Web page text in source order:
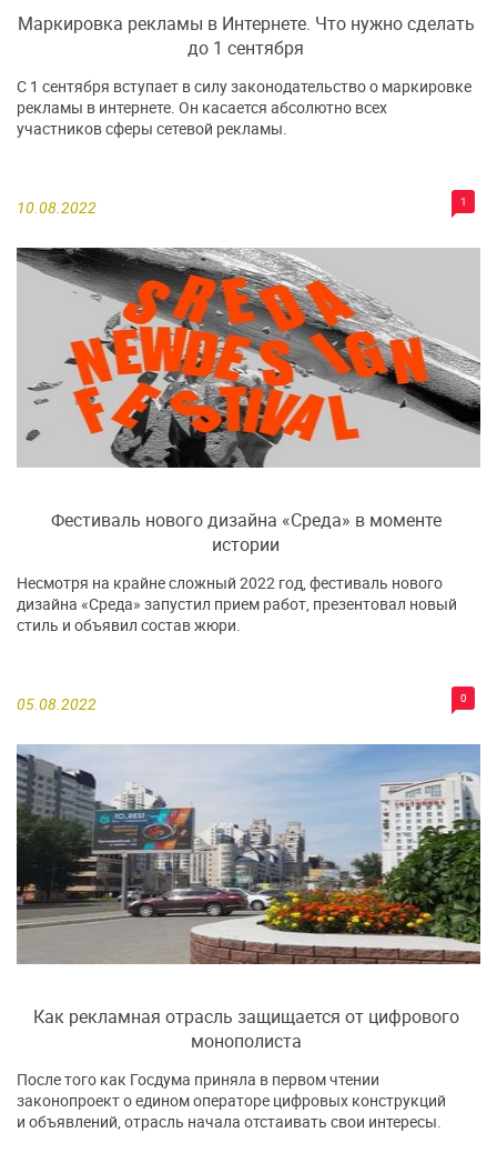
Маркировка рекламы в Интернете. Что нужно сделать
до 1 сентября
10.08.2022 1
С 1 сентября вступает в силу законодательство о маркировке
рекламы в интернете. Он касается абсолютно всех
участников сферы сетевой рекламы.
Фестиваль нового дизайна «Среда» в моменте
истории
05.08.2022 0
Несмотря на крайне сложный 2022 год, фестиваль нового
дизайна «Среда» запустил прием работ, презентовал новый
стиль и объявил состав жюри.
Как рекламная отрасль защищается от цифрового
монополиста
После того как Госдума приняла в первом чтении
законопроект о едином операторе цифровых конструкций
и объявлений, отрасль начала отстаивать свои интересы.